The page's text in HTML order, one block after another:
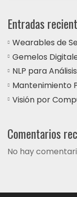
Entradas
Wearables de
Gemelos
NLP para
Mantenimiento
Visión por
Comentarios
No hay